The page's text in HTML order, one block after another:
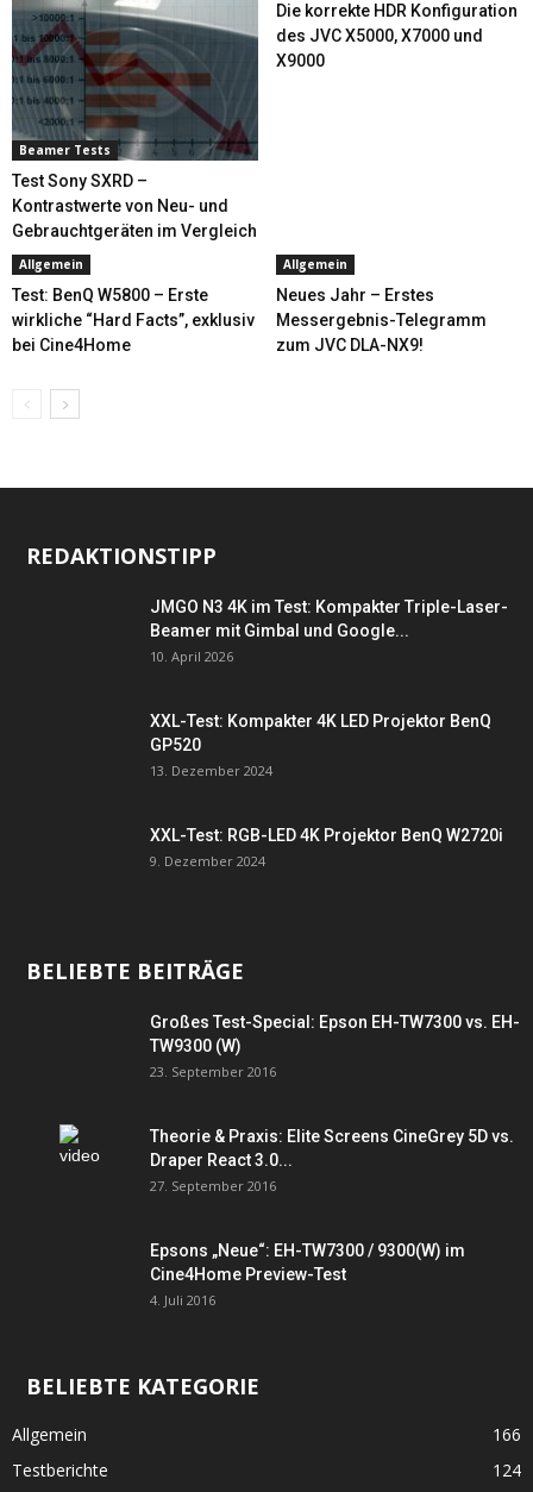
Beamer Tests
Test Sony SXRD –
Kontrastwerte von Neu- und
Gebrauchtgeräten im Vergleich
Die korrekte HDR Konfiguration
des JVC X5000, X7000 und
X9000
Allgemein
Test: BenQ W5800 – Erste
wirkliche “Hard Facts”, exklusiv
bei Cine4Home
Allgemein
Neues Jahr – Erstes
Messergebnis-Telegramm
zum JVC DLA-NX9!
REDAKTIONSTIPP
JMGO N3 4K im Test: Kompakter Triple-Laser-
Beamer mit Gimbal und Google...
10. April 2026
XXL-Test: Kompakter 4K LED Projektor BenQ
GP520
13. Dezember 2024
XXL-Test: RGB-LED 4K Projektor BenQ W2720i
9. Dezember 2024
BELIEBTE BEITRÄGE
Großes Test-Special: Epson EH-TW7300 vs. EH-
TW9300 (W)
23. September 2016
Theorie & Praxis: Elite Screens CineGrey 5D vs.
Draper React 3.0...
27. September 2016
Epsons „Neue“: EH-TW7300 / 9300(W) im
Cine4Home Preview-Test
4. Juli 2016
BELIEBTE KATEGORIE
Allgemein
166
Testberichte
124